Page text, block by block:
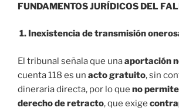
FUNDAMENTOS JURÍDICOS DEL
1. Inexistencia de transmisión
El tribunal señala que unaaportación
cuenta 118 es un acto gratuito, sin
dineraria directa, por lo que no
derecho de retracto, que exige